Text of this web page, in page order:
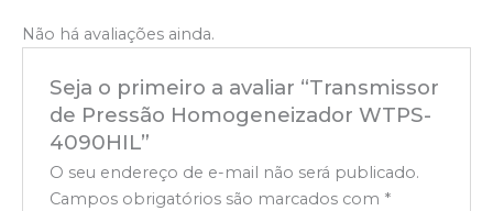
Não há avaliações ainda.
Seja o primeiro a avaliar “Transmissor
de Pressão Homogeneizador WTPS-
4090HIL”
O seu endereço de e-mail não será publicado.
Campos obrigatórios são marcados com *